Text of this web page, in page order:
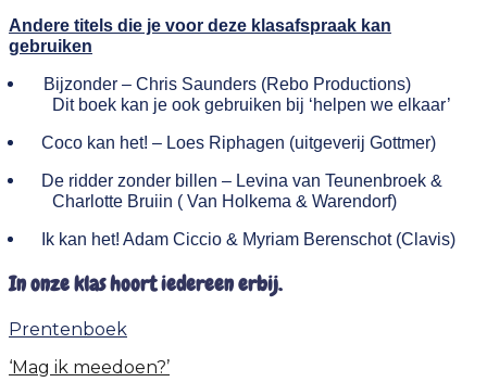
Andere titels die je voor deze klasafspraak kan
gebruiken
Bijzonder – Chris Saunders (Rebo Productions)
Dit boek kan je ook gebruiken bij ‘helpen we elkaar’
Coco kan het! – Loes Riphagen (uitgeverij Gottmer)
De ridder zonder billen – Levina van Teunenbroek &
Charlotte Bruiin ( Van Holkema & Warendorf)
Ik kan het! Adam Ciccio & Myriam Berenschot (Clavis)
In onze klas hoort iedereen erbij.
Prentenboek
‘Mag ik meedoen?’